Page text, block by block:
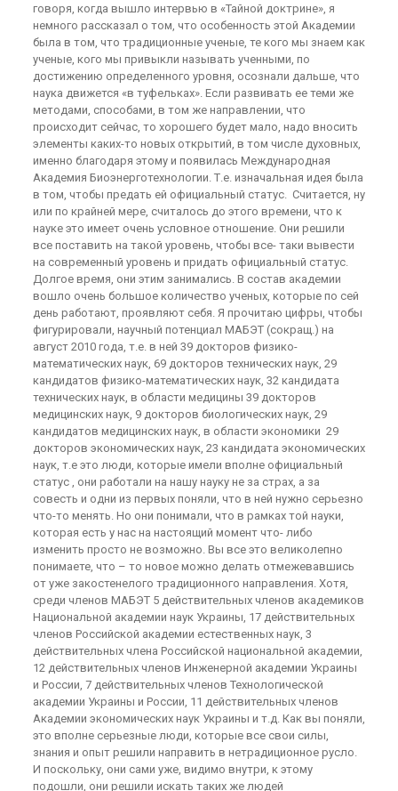
говоря, когда вышло интервью в «Тайной доктрине», я
немного рассказал о том, что особенность этой Академии
была в том, что традиционные ученые, те кого мы знаем как
ученые, кого мы привыкли называть ученными, по
достижению определенного уровня, осознали дальше, что
наука движется «в туфельках». Если развивать ее теми же
методами, способами, в том же направлении, что
происходит сейчас, то хорошего будет мало, надо вносить
элементы каких-то новых открытий, в том числе духовных,
именно благодаря этому и появилась Международная
Академия Биоэнерготехнологии. Т.е. изначальная идея была
в том, чтобы предать ей официальный статус. Считается, ну
или по крайней мере, считалось до этого времени, что к
науке это имеет очень условное отношение. Они решили
все поставить на такой уровень, чтобы все- таки вывести
на современный уровень и придать официальный статус.
Долгое время, они этим занимались. В состав академии
вошло очень большое количество ученых, которые по сей
день работают, проявляют себя. Я прочитаю цифры, чтобы
фигурировали, научный потенциал МАБЭТ (сокращ.) на
август 2010 года, т.е. в ней 39 докторов физико-
математических наук, 69 докторов технических наук, 29
кандидатов физико-математических наук, 32 кандидата
технических наук, в области медицины 39 докторов
медицинских наук, 9 докторов биологических наук, 29
кандидатов медицинских наук, в области экономики 29
докторов экономических наук, 23 кандидата экономических
наук, т.е это люди, которые имели вполне официальный
статус , они работали на нашу науку не за страх, а за
совесть и одни из первых поняли, что в ней нужно серьезно
что-то менять. Но они понимали, что в рамках той науки,
которая есть у нас на настоящий момент что- либо
изменить просто не возможно. Вы все это великолепно
понимаете, что – то новое можно делать отмежевавшись
от уже закостенелого традиционного направления. Хотя,
среди членов МАБЭТ 5 действительных членов академиков
Национальной академии наук Украины, 17 действительных
членов Российской академии естественных наук, 3
действительных члена Российской национальной академии,
12 действительных членов Инженерной академии Украины
и России, 7 действительных членов Технологической
академии Украины и России, 11 действительных членов
Академии экономических наук Украины и т.д. Как вы поняли,
это вполне серьезные люди, которые все свои силы,
знания и опыт решили направить в нетрадиционное русло.
И поскольку, они сами уже, видимо внутри, к этому
подошли, они решили искать таких же людей